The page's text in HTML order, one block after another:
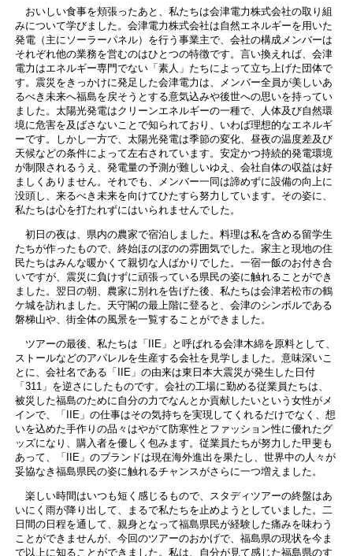
おいしい食事を頬張ったあと、私たちは会津電力株式会社の取り組
みについて学びました。会津電力株式会社は自然エネルギーを用いた
発電（主にソーラーパネル）を行う事業主で、会社の構成メンバーは
それぞれ他の業務を営むのはひとつの特徴です。言い換えれば、会津
電力はエネルギー専門でない「素人」たちによって立ち上げた団体で
す。震災をきっかけに発足した会津電力は、メンバー全員が美しいあ
るべき未来へ福島を戻そうとする意気込みや後世への思いを持ってい
ました。太陽光発電はクリーンエネルギーの一種で、人体及び自然環
境に危害を及ばさないことで知られており、いわば理想的なエネルギ
ーです。しかし一方で、太陽光発電は季節の変化、昼夜の温度差及び
天候などの条件によって左右されています。安定かつ持続的発電環境
が制限されるうえ、発電量の予測が難しいゆえ、会社自体の収益は好
ましくありません。それでも、メンバー一同は諦めずに設備の向上に
没頭し、来るべき未来を向けてひたすら努力しています。その姿に、
私たちは心を打たれずにはいられませんでした。
初日の夜は、県内の農家で宿泊しました。料理は私を含める留学生
たちが作ったもので、終始ほのぼのの雰囲気でした。家主と現地の住
民たちはみんな暖かくて親切な人ばかりでした。一宿一飯のお付き合
いですが、震災に負けずに頑張っている県民の姿に触れることができ
ました。翌日の朝、農家に別れを告げた後、私たちは会津若松市の鶴
ケ城を訪れました。天守閣の最上階に登ると、会津のシンボルである
磐梯山や、街全体の風景を一覧することができました。
ツアーの最後、私たちは「IIE」と呼ばれる会津木綿を原料として、
ストールなどのアパレルを生産する会社を見学しました。意味深いこ
とに、会社名である「IIE」の由来は東日本大震災が発生した日付
「311」を逆さにしたものです。会社の工場に勤める従業員たちは、
被災した福島のために自分の力でなんとか貢献したいという女性がメ
インで、「IIE」の仕事はその気持ちを実現してくれるだけでなく、想
いを込めた手作りの品々はやがて防寒性とファッション性に優れたグ
ッズになり、購入者を優しく包みます。従業員たちが努力した甲斐も
あって、「IIE」のブランドは現在海外進出を果たし、世界中の人々が
妥協なき福島県民の姿に触れるチャンスがさらに一つ増えました。
楽しい時間はいつも短く感じるもので、スタディツアーの終盤はあ
いにく雨が降り出して、まるで私たちを止めようとしていました。二
日間の日程を通して、親身となって福島県民が経験した痛みを味わう
ことができませんが、今回のツアーのおかげで、福島県の現状を今ま
で以上に知ることができました。私は、自分が見て感じた福島県のす